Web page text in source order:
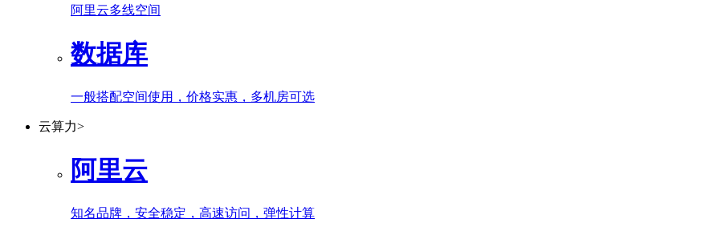
阿里云多线空间
数据库
一般搭配空间使用，价格实惠，多机房可选
云算力>
阿里云
知名品牌，安全稳定，高速访问，弹性计算